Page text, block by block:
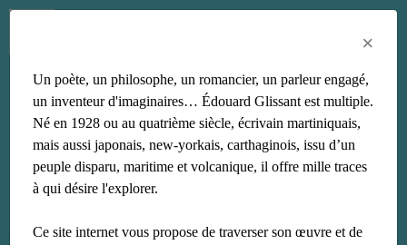
Souleymane Bachir
Diagne
×
Un poète, un philosophe, un romancier, un parleur engagé,
un inventeur d'imaginaires… Édouard Glissant est multiple.
Né en 1928 ou au quatrième siècle, écrivain martiniquais,
mais aussi japonais, new-yorkais, carthaginois, issu d’un
peuple disparu, maritime et volcanique, il offre mille traces
à qui désire l'explorer.
Ce site internet vous propose de traverser son œuvre et de